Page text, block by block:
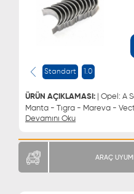
Standart 1.0
ÜRÜN AÇIKLAMASI: | Opel: A
Manta - Tıgra - Mareva - Vectra - Zafıra
Devamını Oku
0543 329 21 55
ARAÇ